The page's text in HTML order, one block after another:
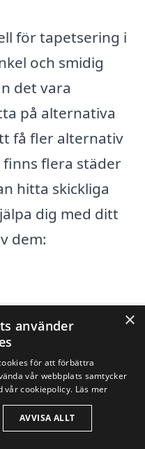
för tapetsering i
och smidig
det vara
på alternativa
få fler alternativ
finns flera städer
hitta skickliga
dig med ditt
dem:
×
använder
för att förbättra
vår webbplats samtycker
vår cookiepolicy. Läs mer
AVVISA ALLT